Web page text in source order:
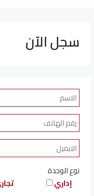
سجل الآن
نوع الوحدة
إداري